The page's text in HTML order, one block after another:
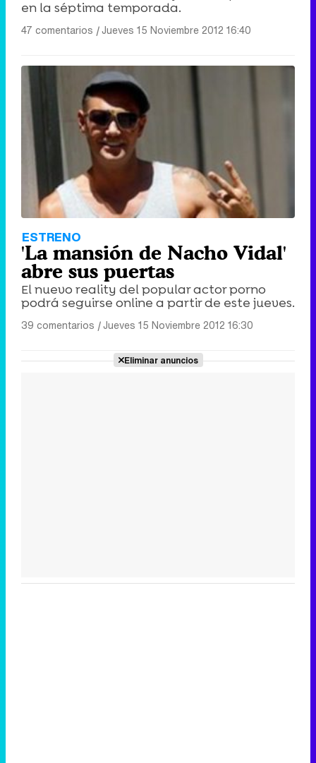
en la séptima temporada.
47 comentarios |Jueves 15 Noviembre 2012 16:40
ESTRENO
'La mansión de Nacho Vidal'
abre sus puertas
El nuevo reality del popular actor porno
podrá seguirse online a partir de este jueves.
39 comentarios |Jueves 15 Noviembre 2012 16:30
Eliminar anuncios